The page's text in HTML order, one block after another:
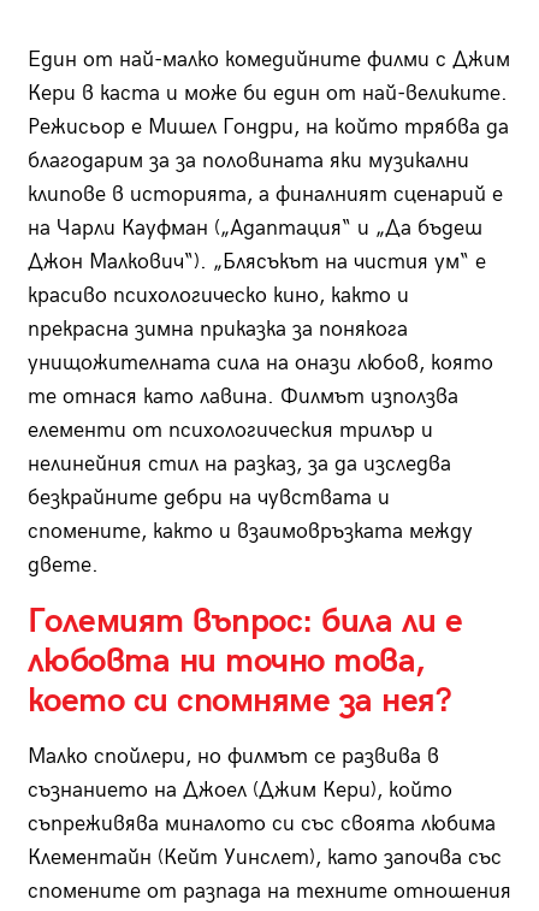
Един от най-малко комедийните филми с Джим
Кери в каста и може би един от най-великите.
Режисьор е Мишел Гондри, на който трябва да
благодарим за за половината яки музикални
клипове в историята, а финалният сценарий е
на Чарли Кауфман („Адаптация“ и „Да бъдеш
Джон Малкович“). „Блясъкът на чистия ум“ е
красиво психологическо кино, както и
прекрасна зимна приказка за понякога
унищожителната сила на онази любов, която
те отнася като лавина. Филмът използва
елементи от психологическия трилър и
нелинейния стил на разказ, за да изследва
безкрайните дебри на чувствата и
спомените, както и взаимовръзката между
двете.
Големият въпрос: била ли е
любовта ни точно това,
което си спомняме за нея?
Малко спойлери, но филмът се развива в
съзнанието на Джоел (Джим Кери), който
съпреживява миналото си със своята любима
Клементайн (Кейт Уинслет), като започва със
спомените от разпада на техните отношения